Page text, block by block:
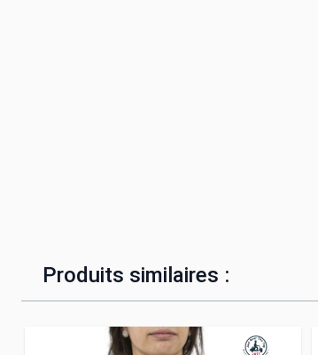
Produits similaires :